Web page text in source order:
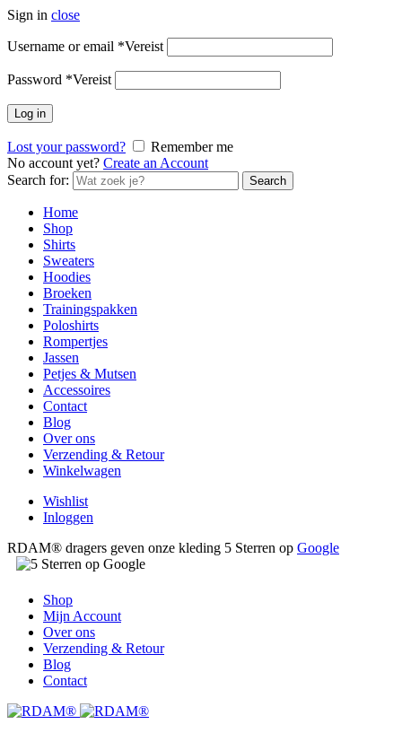
Sign in close
Username or email *Vereist
Password *Vereist
Log in
Lost your password?
Remember me
No account yet? Create an Account
Search for:
Search
Home
Shop
Shirts
Sweaters
Hoodies
Broeken
Trainingspakken
Poloshirts
Rompertjes
Jassen
Petjes & Mutsen
Accessoires
Contact
Blog
Over ons
Verzending & Retour
Winkelwagen
Wishlist
Inloggen
RDAM® dragers geven onze kleding 5 Sterren op Google
Shop
Mijn Account
Over ons
Verzending & Retour
Blog
Contact